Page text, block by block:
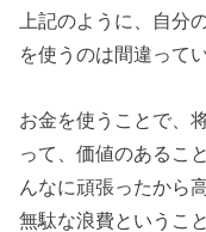
上記のように、自分
を使うのは間違って
お金を使うことで、
って、価値のあるこ
んなに頑張ったから
無駄な浪費というこ